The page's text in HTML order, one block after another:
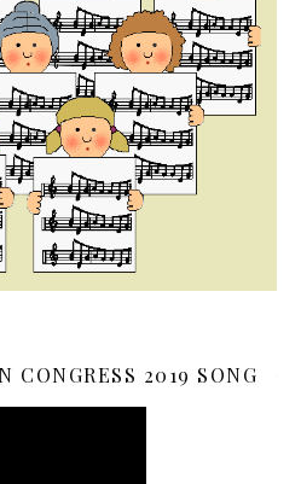
CONGRESS 2019 SONG